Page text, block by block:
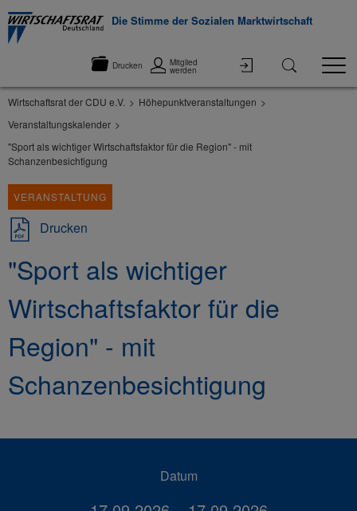
Die Stimme der Sozialen Marktwirtschaft
Drucken Mitglied
werden
Wirtschaftsrat der CDU e.V.
Höhepunktveranstaltungen
Veranstaltungskalender
"Sport als wichtiger Wirtschaftsfaktor für die Region" - mit
Schanzenbesichtigung
VERANSTALTUNG
Drucken
"Sport als wichtiger
Wirtschaftsfaktor für die
Region" - mit
Schanzenbesichtigung
Datum